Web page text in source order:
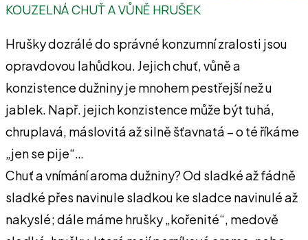
KOUZELNÁ CHUŤ A VŮNĚ HRUŠEK
Hrušky dozrálé do správné konzumní zralosti jsou
opravdovou lahůdkou. Jejich chuť, vůně a
konzistence dužniny je mnohem pestřejší než u
jablek. Např. jejich konzistence může být tuhá,
chruplavá, máslovitá až silně šťavnatá – o té říkáme
„jen se pije“…
Chuť a vnímání aroma dužniny? Od sladké až fádně
sladké přes navinule sladkou ke sladce navinulé až
nakyslé; dále máme hrušky „kořenité“, medově